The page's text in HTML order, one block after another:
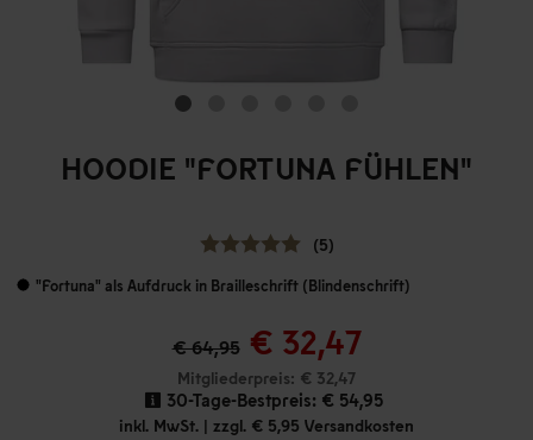
HOODIE "FORTUNA FÜHLEN"
(5)
"Fortuna" als Aufdruck in Brailleschrift (Blindenschrift)
€ 64,95 € 32,47
Mitgliederpreis: € 32,47
30-Tage-Bestpreis: € 54,95
inkl. MwSt. | zzgl. € 5,95 Versandkosten